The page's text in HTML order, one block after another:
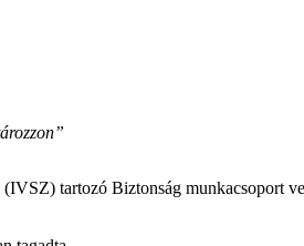
tartozó Biztonság munkacsoport